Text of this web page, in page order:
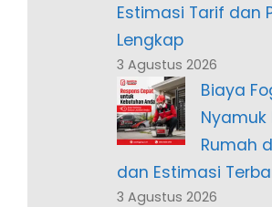
Estimasi Tarif dan
Lengkap
3 Agustus 2026
Biaya
Nyamuk
Rumah
dan Estimasi
3 Agustus 2026